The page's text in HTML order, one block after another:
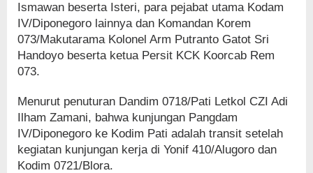
Ismawan beserta Isteri, para pejabat utama Kodam
IV/Diponegoro lainnya dan Komandan Korem
073/Makutarama Kolonel Arm Putranto Gatot Sri
Handoyo beserta ketua Persit KCK Koorcab Rem
073.
Menurut penuturan Dandim 0718/Pati Letkol CZI Adi
Ilham Zamani, bahwa kunjungan Pangdam
IV/Diponegoro ke Kodim Pati adalah transit setelah
kegiatan kunjungan kerja di Yonif 410/Alugoro dan
Kodim 0721/Blora.